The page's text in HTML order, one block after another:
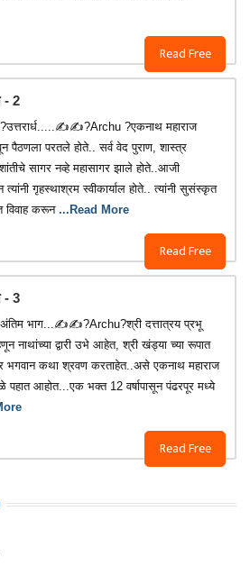
Read Free
- 2
Read Free
?एकनाथ महाराज
पैठणला परतले होते.. सर्व वेद पुराण, शास्त्र
सागर नव्हे महासागर झाले होते..आजी
त्यांनी गृहस्थाश्रम स्वीकार्याल होते.. त्यांनी सुसंस्कृत
विवाह करून ...Read More
- 3
Read Free
भाग...✍️✍️?Archu?श्री दत्तात्रय प्रभू
नाथांच्या द्वारी उभे आहेत, श्री खंड्या च्या रूपात
भगवान कथा श्रवण करताहेत..असे एकनाथ महाराज
आहोत...एक भक्त 12 वर्षापासून पंढरपूर मध्ये